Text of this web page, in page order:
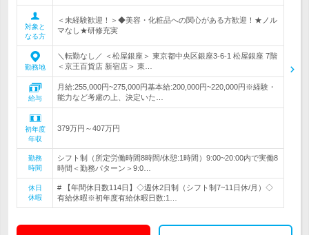
対象と
なる方
＜未経験歓迎！＞◆美容・化粧品への関心がある方歓迎！★ノル
マなし★研修充実
勤務地
＼転勤なし／ ＜松屋銀座＞ 東京都中央区銀座3-6-1 松屋銀座 7階
＜京王百貨店 新宿店＞ 東…
給与
月給:255,000円~275,000円基本給:200,000円~220,000円※経験・
能力など考慮の上、決定いた…
初年度
年収
379万円～407万円
勤務
時間
シフト制（所定労働時間8時間/休憩:1時間）9:00~20:00内で実働8
時間＜勤務パターン＞9:0…
休日
休暇
# 【年間休日数114日】◇週休2日制（シフト制7~11日休/月）◇
有給休暇※初年度有給休暇日数:1…